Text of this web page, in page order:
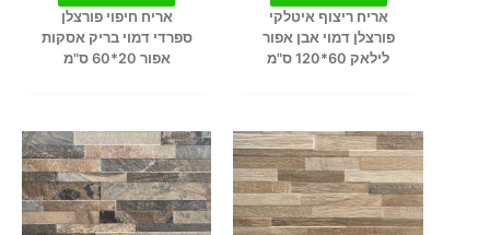
אריח ריצוף איטלקי
פורצלן דמוי אבן אפור
לילאק 60*120 ס"מ
אריח חיפוי פורצלן
ספרדי דמוי בריק אסקות
אפור 20*60 ס"מ